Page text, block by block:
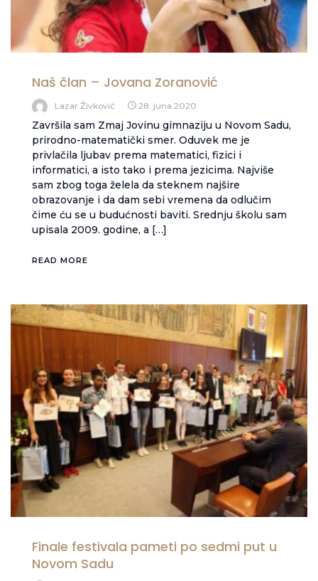
Naš član – Jovana Zoranović
Lazar Živković 28. juna 2020.
Završila sam Zmaj Jovinu gimnaziju u Novom Sadu,
prirodno-matematički smer. Oduvek me je
privlačila ljubav prema matematici, fizici i
informatici, a isto tako i prema jezicima. Najviše
sam zbog toga želela da steknem najšire
obrazovanje i da dam sebi vremena da odlučim
čime ću se u budućnosti baviti. Srednju školu sam
upisala 2009. godine, a […]
READ MORE
Finale festivala pameti po sedmi put u
Novom Sadu